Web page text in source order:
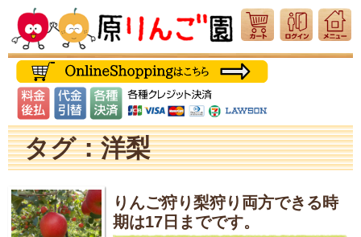
タグ：洋梨
りんご狩り梨狩り両方できる時
期は17日までです。